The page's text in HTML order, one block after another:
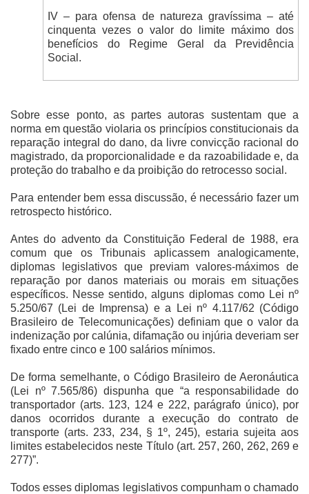
IV – para ofensa de natureza gravíssima – até
cinquenta vezes o valor do limite máximo dos
benefícios do Regime Geral da Previdência
Social.
Sobre esse ponto, as partes autoras sustentam que a
norma em questão violaria os princípios constitucionais da
reparação integral do dano, da livre convicção racional do
magistrado, da proporcionalidade e da razoabilidade e, da
proteção do trabalho e da proibição do retrocesso social.
Para entender bem essa discussão, é necessário fazer um
retrospecto histórico.
Antes do advento da Constituição Federal de 1988, era
comum que os Tribunais aplicassem analogicamente,
diplomas legislativos que previam valores-máximos de
reparação por danos materiais ou morais em situações
específicos. Nesse sentido, alguns diplomas como Lei nº
5.250/67 (Lei de Imprensa) e a Lei nº 4.117/62 (Código
Brasileiro de Telecomunicações) definiam que o valor da
indenização por calúnia, difamação ou injúria deveriam ser
fixado entre cinco e 100 salários mínimos.
De forma semelhante, o Código Brasileiro de Aeronáutica
(Lei nº 7.565/86) dispunha que “a responsabilidade do
transportador (arts. 123, 124 e 222, parágrafo único), por
danos ocorridos durante a execução do contrato de
transporte (arts. 233, 234, § 1º, 245), estaria sujeita aos
limites estabelecidos neste Título (art. 257, 260, 262, 269 e
277)”.
Todos esses diplomas legislativos compunham o chamado